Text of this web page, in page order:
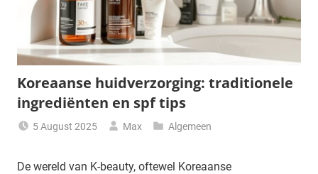
Koreaanse huidverzorging: traditionele
ingrediënten en spf tips
5 August 2025 Max Algemeen
De wereld van K-beauty, oftewel Koreaanse